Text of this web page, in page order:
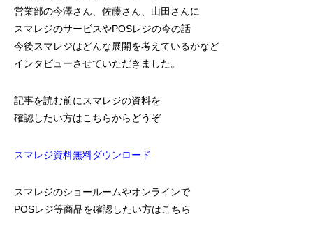
営業部の今澤さん、佐藤さん、山田さんに
スマレジのサービスやPOSレジの今の話
今後スマレジはどんな展開を考えているかなど
インタビューさせていただきました。
記事を読む前にスマレジの資料を
確認したい方はこちらからどうぞ
スマレジ資料無料ダウンロード
スマレジのショールームやオンラインで
POSレジ等商品を確認したい方はこちら